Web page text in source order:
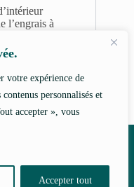
votre expérience de
personnalisés et
accepter », vous
Accepter tout
l’engrais à
?